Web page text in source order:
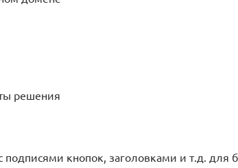
решения
кнопок, заголовками и т.д. для